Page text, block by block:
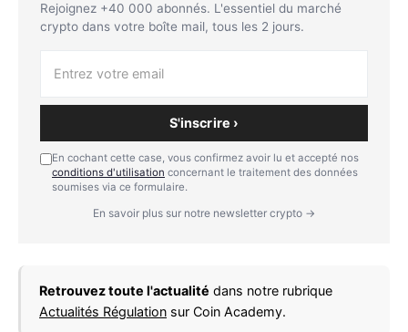
Rejoignez +40 000 abonnés. L'essentiel du marché
crypto dans votre boîte mail, tous les 2 jours.
S'inscrire ›
En cochant cette case, vous confirmez avoir lu et accepté nos
conditions d'utilisation concernant le traitement des données
soumises via ce formulaire.
En savoir plus sur notre newsletter crypto →
Retrouvez toute l'actualité dans notre rubrique
Actualités Régulation sur Coin Academy.